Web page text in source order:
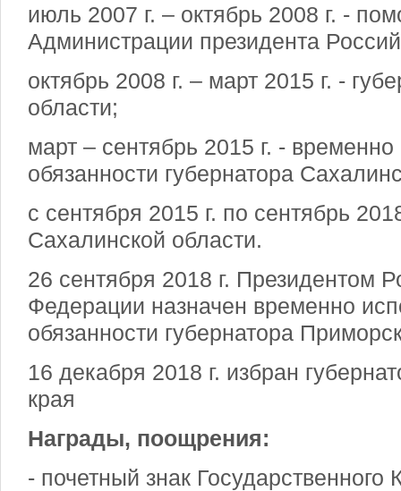
июль 2007 г. – октябрь 2008 г. -
Администрации президента
октябрь 2008 г. – март 2015 г. -
области;
март – сентябрь 2015 г. -
обязанности губернатора
с сентября 2015 г. по сентябрь
Сахалинской области.
26 сентября 2018 г. Президентом
Федерации назначен временно
обязанности губернатора
16 декабря 2018 г. избран
края
Награды, поощрения:
- почетный знак Государственного